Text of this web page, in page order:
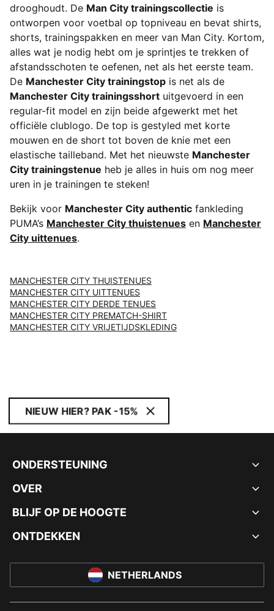
drooghoudt. De Man City trainingscollectie is
ontworpen voor voetbal op topniveau en bevat shirts,
shorts, trainingspakken en meer van Man City. Kortom,
alles wat je nodig hebt om je sprintjes te trekken of
afstandsschoten te oefenen, net als het eerste team.
De Manchester City trainingstop is net als de
Manchester City trainingsshort uitgevoerd in een
regular-fit model en zijn beide afgewerkt met het
officiële clublogo. De top is gestyled met korte
mouwen en de short tot boven de knie met een
elastische tailleband. Met het nieuwste Manchester
City trainingstenue heb je alles in huis om nog meer
uren in je trainingen te steken!
Bekijk voor Manchester City authentic fankleding
PUMA’s Manchester City thuistenues en Manchester
City uittenues.
MANCHESTER CITY THUISTENUES
MANCHESTER CITY UITTENUES
MANCHESTER CITY DERDE TENUES
MANCHESTER CITY PREMATCH-SHIRT
MANCHESTER CITY VRIJETIJDSKLEDING
NIEUW HIER? PAK -15%
ONDERSTEUNING
OVER
BLIJF OP DE HOOGTE
ONTDEKKEN
NETHERLANDS